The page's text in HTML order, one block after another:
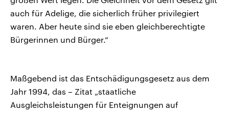
auch für Adelige, die sicherlich früher privilegiert
waren. Aber heute sind sie eben gleichberechtigte
Bürgerinnen und Bürger.“
Maßgebend ist das Entschädigungsgesetz aus dem
Jahr 1994, das – Zitat „staatliche
Ausgleichsleistungen für Enteignungen auf